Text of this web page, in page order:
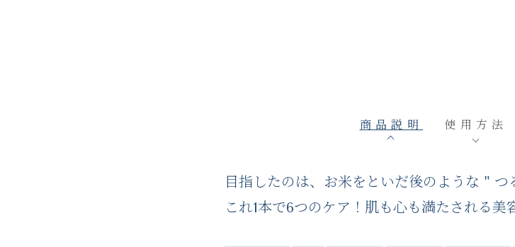
商品説明 使用方法
目指したのは、お米をといだ後のような " つ
これ1本で6つのケア！肌も心も満たされる美